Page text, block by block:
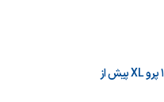
تصاویر جدیدی از پیکسل ۱۱ پرو و ۱۱ پرو XL پیش از